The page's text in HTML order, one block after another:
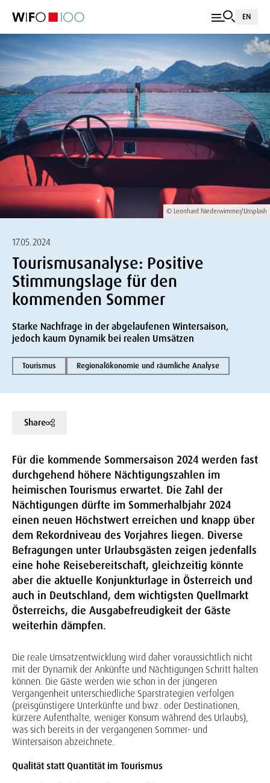
EN
© Leonhard Niederwimmer/Unsplash
17.05.2024
Tourismusanalyse: Positive
Stimmungslage für den
kommenden Sommer
Starke Nachfrage in der abgelaufenen Wintersaison,
jedoch kaum Dynamik bei realen Umsätzen
Tourismus Regionalökonomie und räumliche Analyse
Share
Für die kommende Sommersaison 2024 werden fast
durchgehend höhere Nächtigungszahlen im
heimischen Tourismus erwartet. Die Zahl der
Nächtigungen dürfte im Sommerhalbjahr 2024
einen neuen Höchstwert erreichen und knapp über
dem Rekordniveau des Vorjahres liegen. Diverse
Befragungen unter Urlaubsgästen zeigen jedenfalls
eine hohe Reisebereitschaft, gleichzeitig könnte
aber die aktuelle Konjunkturlage in Österreich und
auch in Deutschland, dem wichtigsten Quellmarkt
Österreichs, die Ausgabefreudigkeit der Gäste
weiterhin dämpfen.
Die reale Umsatzentwicklung wird daher voraussichtlich nicht
mit der Dynamik der Ankünfte und Nächtigungen Schritt halten
können. Die Gäste werden wie schon in der jüngeren
Vergangenheit unterschiedliche Sparstrategien verfolgen
(preisgünstigere Unterkünfte und bwz. oder Destinationen,
kürzere Aufenthalte, weniger Konsum während des Urlaubs),
was sich bereits in der vergangenen Sommer- und
Wintersaison abzeichnete.
Qualität statt Quantität im Tourismus